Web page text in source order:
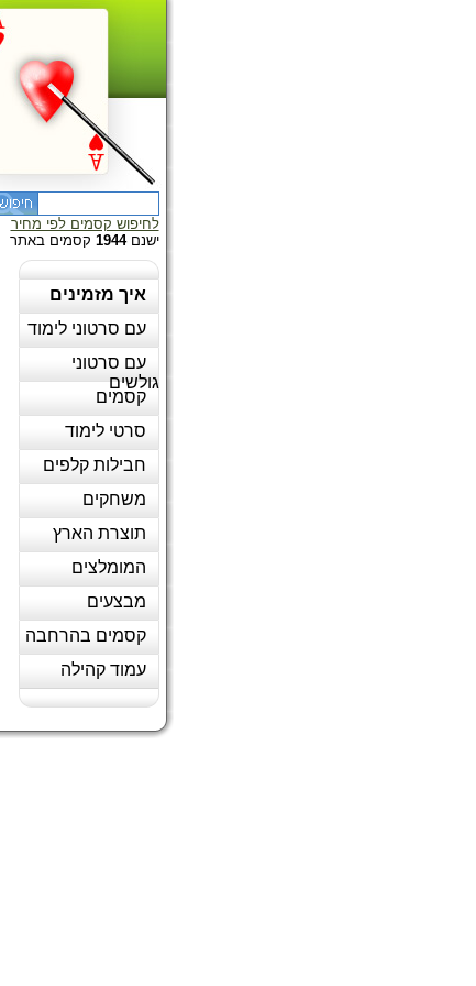
לחיפוש קסמים לפי מחיר
ישנם1944 קסמים באתר
איך מזמינים
עם סרטוני לימוד
עם סרטוני
גולשים
קסמים
סרטי לימוד
חבילות קלפים
משחקים
תוצרת הארץ
המומלצים
מבצעים
קסמים בהרחבה
עמוד קהילה